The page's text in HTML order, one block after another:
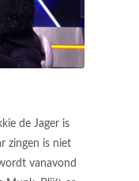
de Jager is
zingen is niet
vanavond